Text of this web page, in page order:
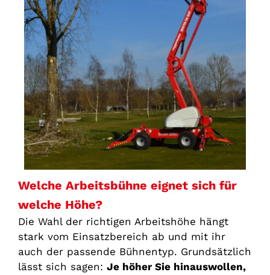
Welche Arbeitsbühne eignet sich für
welche Höhe?
Die Wahl der richtigen Arbeitshöhe hängt
stark vom Einsatzbereich ab und mit ihr
auch der passende Bühnentyp. Grundsätzlich
lässt sich sagen: Je höher Sie hinauswollen,